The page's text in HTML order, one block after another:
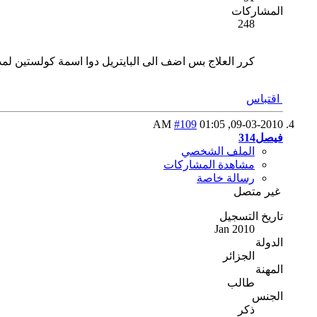
المشاركات
248
كرر العلاج بس اضف الى البايتريل دوا اسمة كولستين لمدة 5 ايام بس حافظ على درجة حرارة لا تقل عن
اقتباس
09-03-2010,
01:05 AM
#109
فيصل314
الملف الشخصي
مشاهدة المشاركات
رسالة خاصة
غير متصل
تاريخ التسجيل
Jan 2010
الدولة
الجزائر
المهنة
طالب
الجنس
ذكر